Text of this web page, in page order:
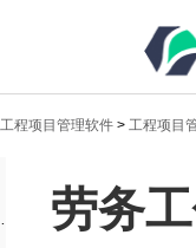
劳务
工程项目管理软件 > 工程项目
劳务